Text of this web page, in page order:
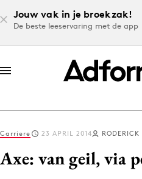
Jouw vak in je broekzak!
De beste leeservaring met de app
Log in
Carriere 23 APRIL 2014
Axe: van geil, via